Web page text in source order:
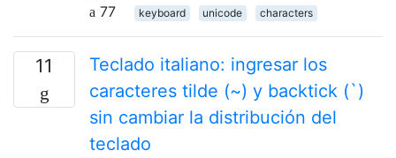
77
keyboard unicode characters
11
Teclado italiano: ingresar los
caracteres tilde (~) y backtick (`)
sin cambiar la distribución del
teclado